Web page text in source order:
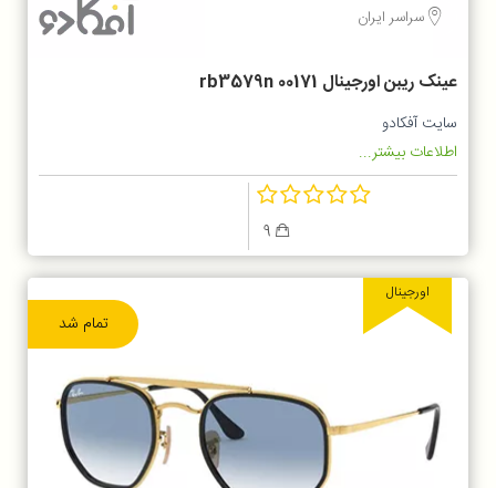
سراسر ایران
عینک ریبن اورجینال rb3579n 00171
سایت آفکادو
اطلاعات بیشتر...
9
تمام شد
اورجینال